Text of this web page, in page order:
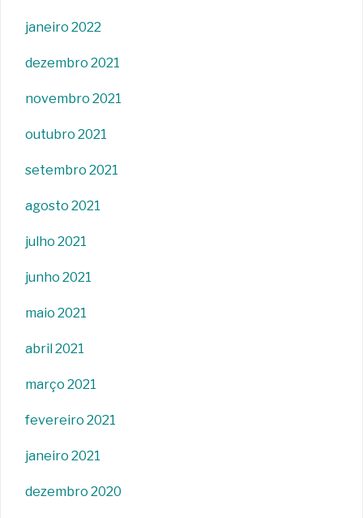
janeiro 2022
dezembro 2021
novembro 2021
outubro 2021
setembro 2021
agosto 2021
julho 2021
junho 2021
maio 2021
abril 2021
março 2021
fevereiro 2021
janeiro 2021
dezembro 2020